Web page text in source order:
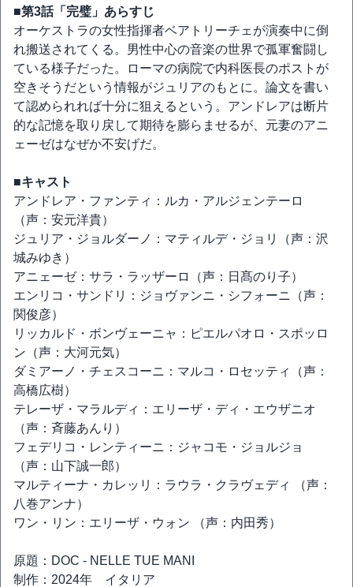
■第3話「完璧」あらすじ
オーケストラの女性指揮者ベアトリーチェが演奏中に倒
れ搬送されてくる。男性中心の音楽の世界で孤軍奮闘し
ている様子だった。ローマの病院で内科医長のポストが
空きそうだという情報がジュリアのもとに。論文を書い
て認められれば十分に狙えるという。アンドレアは断片
的な記憶を取り戻して期待を膨らませるが、元妻のアニ
ェーゼはなぜか不安げだ。
■キャスト
アンドレア・ファンティ：ルカ・アルジェンテーロ
（声：安元洋貴）
ジュリア・ジョルダーノ：マティルデ・ジョリ（声：沢
城みゆき）
アニェーゼ：サラ・ラッザーロ（声：日髙のり子）
エンリコ・サンドリ：ジョヴァンニ・シフォーニ（声：
関俊彦）
リッカルド・ボンヴェーニャ：ピエルパオロ・スポッロ
ン（声：大河元気）
ダミアーノ・チェスコーニ：マルコ・ロセッティ（声：
高橋広樹）
テレーザ・マラルディ：エリーザ・ディ・エウザニオ
（声：斉藤あんり）
フェデリコ・レンティーニ：ジャコモ・ジョルジョ
（声：山下誠一郎）
マルティーナ・カレッリ：ラウラ・クラヴェディ （声：
八巻アンナ）
ワン・リン：エリーザ・ウォン （声：内田秀）
原題：DOC - NELLE TUE MANI
制作：2024年 イタリア